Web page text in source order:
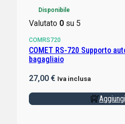
Disponibile
Valutato 0su 5
COMRS720
COMET RS-720 Supporto
bagagliaio
27,00 € Iva inclusa